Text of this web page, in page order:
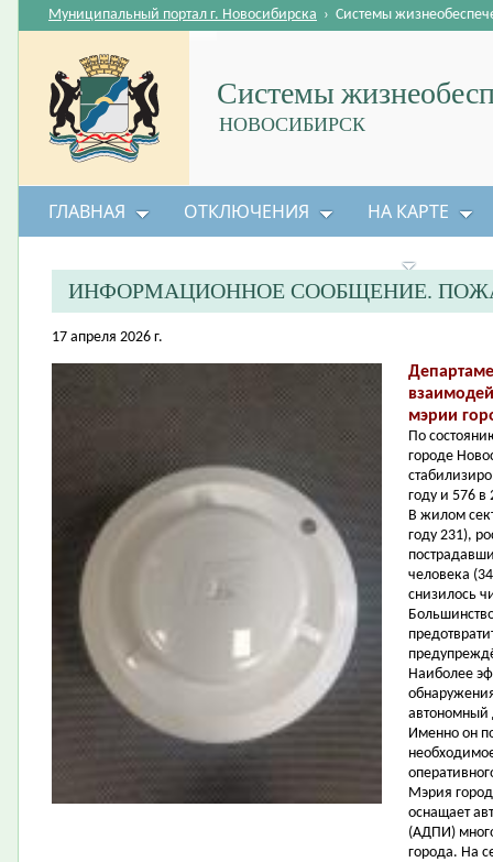
Системы
НОВОСИБИРСК
Муниципальный портал г. Новосибирска › Системы
ГЛАВНАЯ ОТКЛЮЧЕНИЯ НА КАРТЕ
ИНФОРМАЦИОННОЕ СООБЩЕНИЕ.
17 апреля 2026 г.
мэрии
По
городе
году и 576 в
В жилом
году 231),
человека
снизилось
Наиболее
Именно он
Мэрия
оснащает
(АДПИ)
города. На